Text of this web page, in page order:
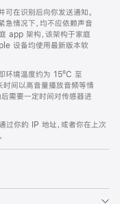
可在识别后向你发送通知。
急情况下，均不应依赖声音
app 架构，该架构于家庭
设备均使用最新版本软
环境温度约为 15ºC 至
间以高音量播放音频等情
需要一定时间对传感器进
过你的 IP 地址，或者你在上次